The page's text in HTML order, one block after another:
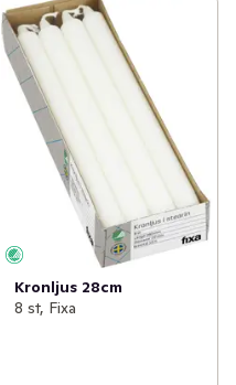
Kronljus 28cm
8 st, Fixa